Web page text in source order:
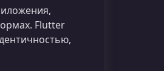
Flutter